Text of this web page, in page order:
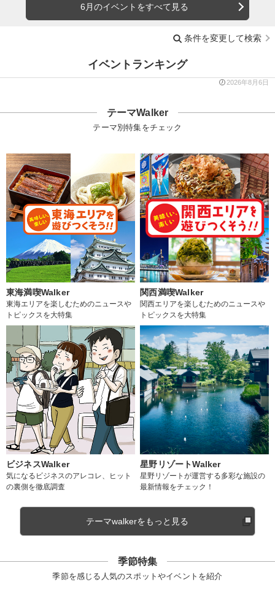
6月のイベントをすべて見る
条件を変更して検索
イベントランキング
2026年8月6日
テーマWalker
テーマ別特集をチェック
東海満喫Walker
東海エリアを楽しむためのニュースや
トピックスを大特集
関西満喫Walker
関西エリアを楽しむためのニュースや
トピックスを大特集
ビジネスWalker
気になるビジネスのアレコレ、ヒット
の裏側を徹底調査
星野リゾートWalker
星野リゾートが運営する多彩な施設の
最新情報をチェック！
テーマwalkerをもっと見る
季節特集
季節を感じる人気のスポットやイベントを紹介